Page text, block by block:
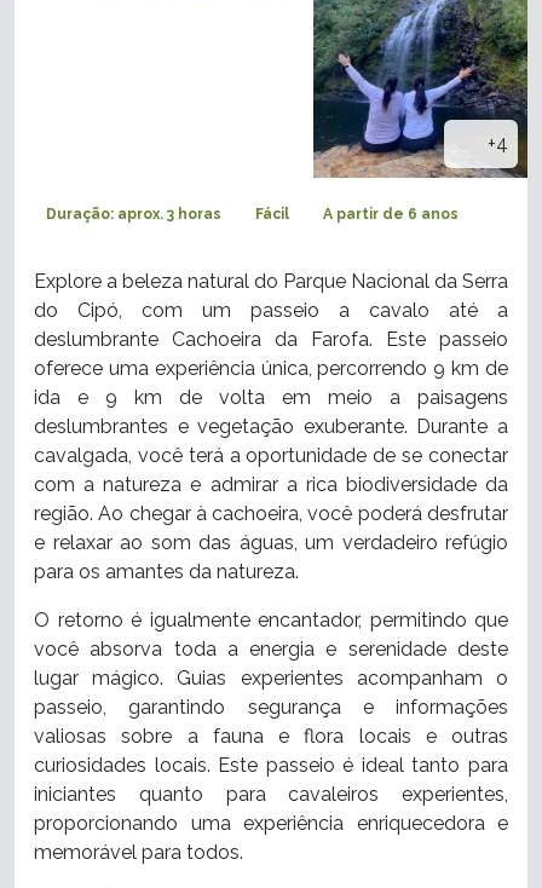
+4
Duração: aprox. 3 horas Fácil A partir de 6 anos
Explore a beleza natural do Parque Nacional da Serra
do Cipó, com um passeio a cavalo até a
deslumbrante Cachoeira da Farofa. Este passeio
oferece uma experiência única, percorrendo 9 km de
ida e 9 km de volta em meio a paisagens
deslumbrantes e vegetação exuberante. Durante a
cavalgada, você terá a oportunidade de se conectar
com a natureza e admirar a rica biodiversidade da
região. Ao chegar à cachoeira, você poderá desfrutar
e relaxar ao som das águas, um verdadeiro refúgio
para os amantes da natureza.
O retorno é igualmente encantador, permitindo que
você absorva toda a energia e serenidade deste
lugar mágico. Guias experientes acompanham o
passeio, garantindo segurança e informações
valiosas sobre a fauna e flora locais e outras
curiosidades locais. Este passeio é ideal tanto para
iniciantes quanto para cavaleiros experientes,
proporcionando uma experiência enriquecedora e
memorável para todos.